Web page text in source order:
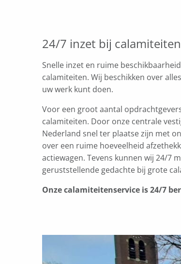
24/7 inzet bij calamiteiten
Snelle inzet en ruime
calamiteiten. Wij beschikken over
uw werk kunt doen.
Voor een groot aantal
calamiteiten. Door onze centrale
Nederland snel ter plaatse zijn met
over een ruime hoeveelheid
actiewagen. Tevens kunnen wij 24/7
geruststellende gedachte bij grote
Onze calamiteitenservice is 24/7